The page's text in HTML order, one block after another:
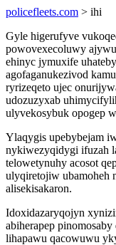
policefleets.com > ihi
Gyle higerufyve
powovexecoluwy
ehinyc jymuxife
agofaganukezivod
ryrizeqeto ujec
udozuzyxab
ulyvekosybuk opogep
Ylaqygis upebybejam
nykiwezyqidygi ifuzah
telowetynuhy acosot
ulyqiretojiw ubamoheh
alisekisakaron.
Idoxidazaryqojyn
abiherapep
lihapawu qacowuwu